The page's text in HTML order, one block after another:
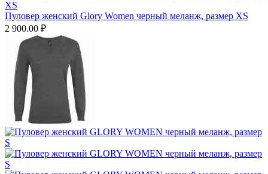
Пуловер женский Glory Women черный меланж, размер XS
2 900.00 ₽